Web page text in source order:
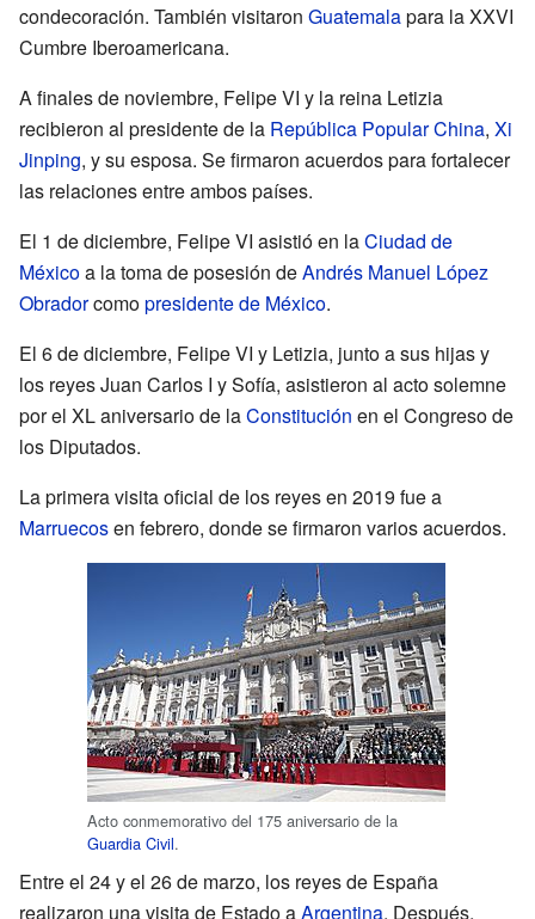
condecoración. También visitaron Guatemalapara la XXVI
Cumbre Iberoamericana.
A finales de noviembre, Felipe VI y la reina Letizia
recibieron al presidente de la República Popular China, Xi
Jinping, y su esposa. Se firmaron acuerdos para fortalecer
las relaciones entre ambos países.
El 1 de diciembre, Felipe VI asistió en laCiudad de
Méxicoa la toma de posesión deAndrés Manuel López
Obradorcomopresidente de México.
El 6 de diciembre, Felipe VI y Letizia, junto a sus hijas y
los reyes Juan Carlos I y Sofía, asistieron al acto solemne
por el XL aniversario de laConstitución en el Congreso de
los Diputados.
La primera visita oficial de los reyes en 2019 fue a
Marruecosen febrero, donde se firmaron varios acuerdos.
Acto conmemorativo del 175 aniversario de la
Guardia Civil.
Entre el 24 y el 26 de marzo, los reyes de España
realizaron una visita de Estado aArgentina. Después,